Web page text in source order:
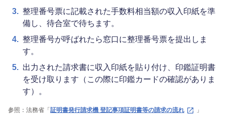
3. 整理番号票に記載された手数料相当額の収入印紙を準
備し、待合室で待ちます。
4. 整理番号が呼ばれたら窓口に整理番号票を提出しま
す。
5. 出力された請求書に収入印紙を貼り付け、印鑑証明書
を受け取ります（この際に印鑑カードの確認がありま
す）。
参照：法務省「証明書発行請求機 登記事項証明書等の請求の流れ 」